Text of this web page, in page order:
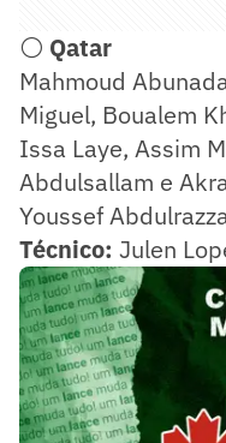
⚪ Qatar
Mahmoud
Miguel, Boualem
Issa Laye, Assim
Abdulsallam e
Youssef
Técnico: Julen